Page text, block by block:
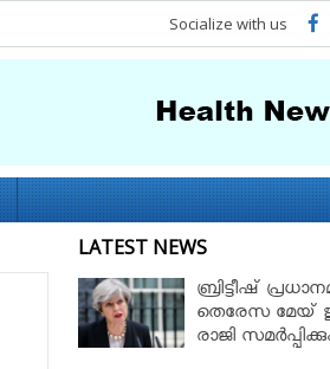
Socialize with us
LATEST NEWS
ബ്രിട്ടീഷ്
തെരേസ
രാജി